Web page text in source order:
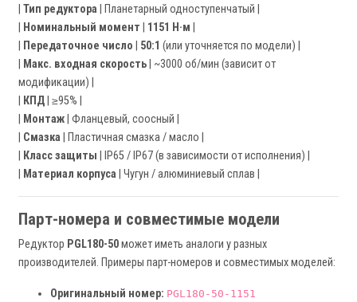
Тип редуктора | Планетарный одноступенчатый |
Номинальный момент 1151 Н·м
Передаточное число 50:1 (или уточняется по модели) |
Макс. входная скорость | ~3000 об/мин (зависит от
модификации) |
КПД | ≥95% |
Монтаж | Фланцевый, соосный |
Смазка | Пластичная смазка / масло |
Класс защиты | IP65 / IP67 (в зависимости от исполнения) |
Материал корпуса | Чугун / алюминиевый сплав |
Парт-номера и совместимые модели
Редуктор PGL180-50может иметь аналоги у разных
производителей. Примеры парт-номеров и совместимых моделей:
Оригинальный номер: PGL180-50-1151